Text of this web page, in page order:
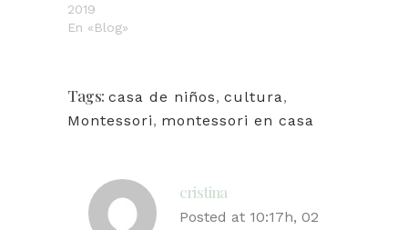
2019
En «Blog»
Tags: casa de niños, cultura,
Montessori, montessori en casa
cristina
Posted at 10:17h, 02